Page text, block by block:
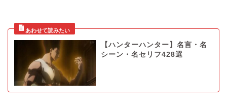
【ハンターハンター】名言・名
シーン・名セリフ428選